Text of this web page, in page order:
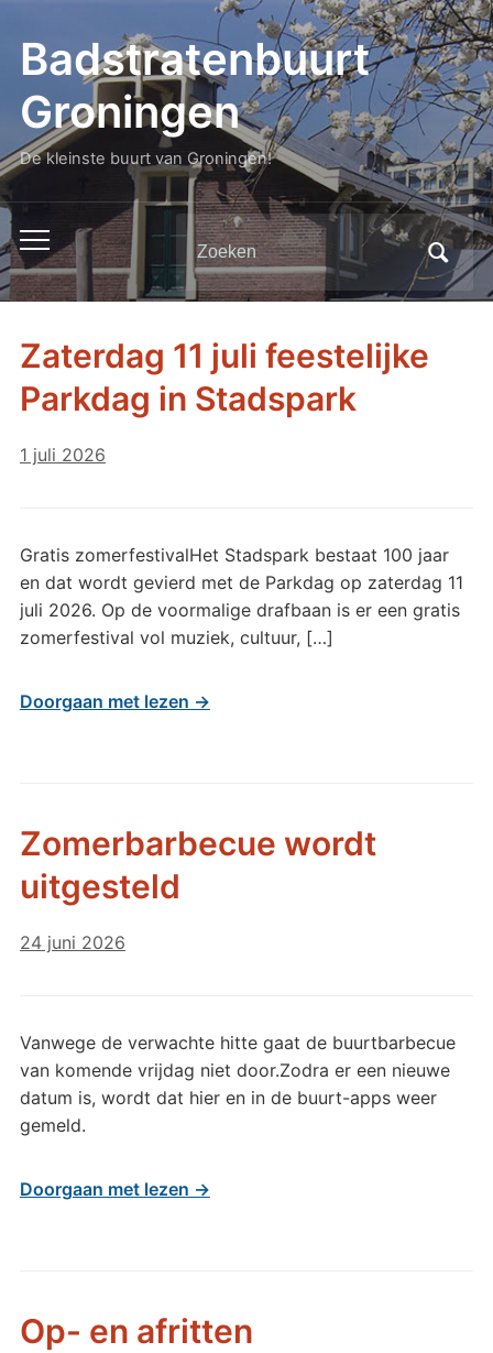
Badstratenbuurt
Groningen
De kleinste buurt van Groningen!
Toggle
mobiel
menu
Zoeken
naar:
Zaterdag 11 juli feestelijke
Parkdag in Stadspark
1 juli 2026
Gratis zomerfestivalHet Stadspark bestaat 100 jaar
en dat wordt gevierd met de Parkdag op zaterdag 11
juli 2026. Op de voormalige drafbaan is er een gratis
zomerfestival vol muziek, cultuur, […]
Doorgaan met lezen →
Zomerbarbecue wordt
uitgesteld
24 juni 2026
Vanwege de verwachte hitte gaat de buurtbarbecue
van komende vrijdag niet door.Zodra er een nieuwe
datum is, wordt dat hier en in de buurt-apps weer
gemeld.
Doorgaan met lezen →
Op- en afritten